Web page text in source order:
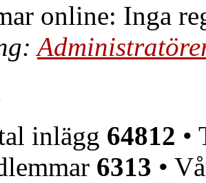
online: Inga
inlägg 64812 •
6313 •